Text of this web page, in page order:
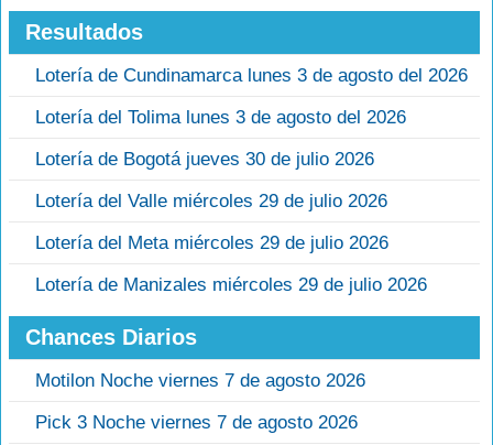
Resultados
Lotería de Cundinamarca lunes 3 de agosto del 2026
Lotería del Tolima lunes 3 de agosto del 2026
Lotería de Bogotá jueves 30 de julio 2026
Lotería del Valle miércoles 29 de julio 2026
Lotería del Meta miércoles 29 de julio 2026
Lotería de Manizales miércoles 29 de julio 2026
Chances Diarios
Motilon Noche viernes 7 de agosto 2026
Pick 3 Noche viernes 7 de agosto 2026